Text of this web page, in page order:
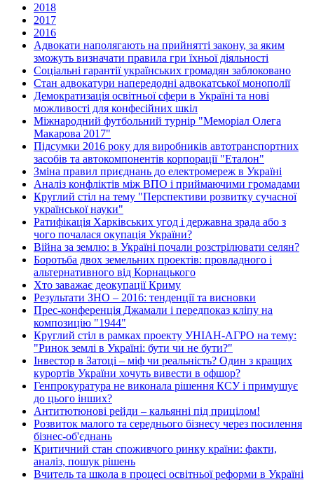
2018
2017
2016
Адвокати наполягають на прийнятті закону, за яким
зможуть визначати правила гри їхньої діяльності
Соціальні гарантії українських громадян заблоковано
Стан адвокатури напередодні адвокатської монополії
Демократизація освітньої сфери в Україні та нові
можливості для конфесійних шкіл
Міжнародний футбольний турнір "Меморіал Олега
Макарова 2017"
Підсумки 2016 року для виробників автотранспортних
засобів та автокомпонентів корпорації "Еталон"
Зміна правил приєднань до електромереж в Україні
Аналіз конфліктів між ВПО і приймаючими громадами
Круглий стіл на тему "Перспективи розвитку сучасної
української науки"
Ратифікація Харківських угод і державна зрада або з
чого почалася окупація України?
Війна за землю: в Україні почали розстрілювати селян?
Боротьба двох земельних проектів: провладного і
альтернативного від Корнацького
Хто заважає деокупації Криму
Результати ЗНО – 2016: тенденції та висновки
Прес-конференція Джамали і передпоказ кліпу на
композицію "1944"
Круглий стіл в рамках проекту УНІАН-АГРО на тему:
"Ринок землі в Україні: бути чи не бути?"
Інвестор в Затоці – міф чи реальність? Один з кращих
курортів України хочуть вивести в офшор?
Генпрокуратура не виконала рішення КСУ і примушує
до цього інших?
Антитютюнові рейди – кальянні під прицілом!
Розвиток малого та середнього бізнесу через посилення
бізнес-об'єднань
Критичний стан споживчого ринку країни: факти,
аналіз, пошук рішень
Вчитель та школа в процесі освітньої реформи в Україні